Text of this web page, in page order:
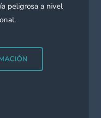
peligrosa a nivel